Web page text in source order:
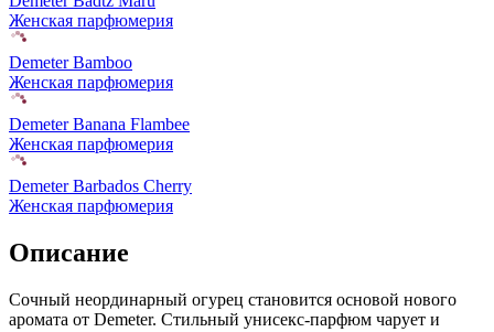
Женская парфюмерия
Demeter Bamboo
Женская парфюмерия
Demeter Banana Flambee
Женская парфюмерия
Demeter Barbados Cherry
Женская парфюмерия
Описание
Сочный неординарный огурец становится основой нового
аромата от Demeter. Стильный унисекс-парфюм чарует и